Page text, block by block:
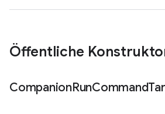
Öffentliche
CompanionRunCommand